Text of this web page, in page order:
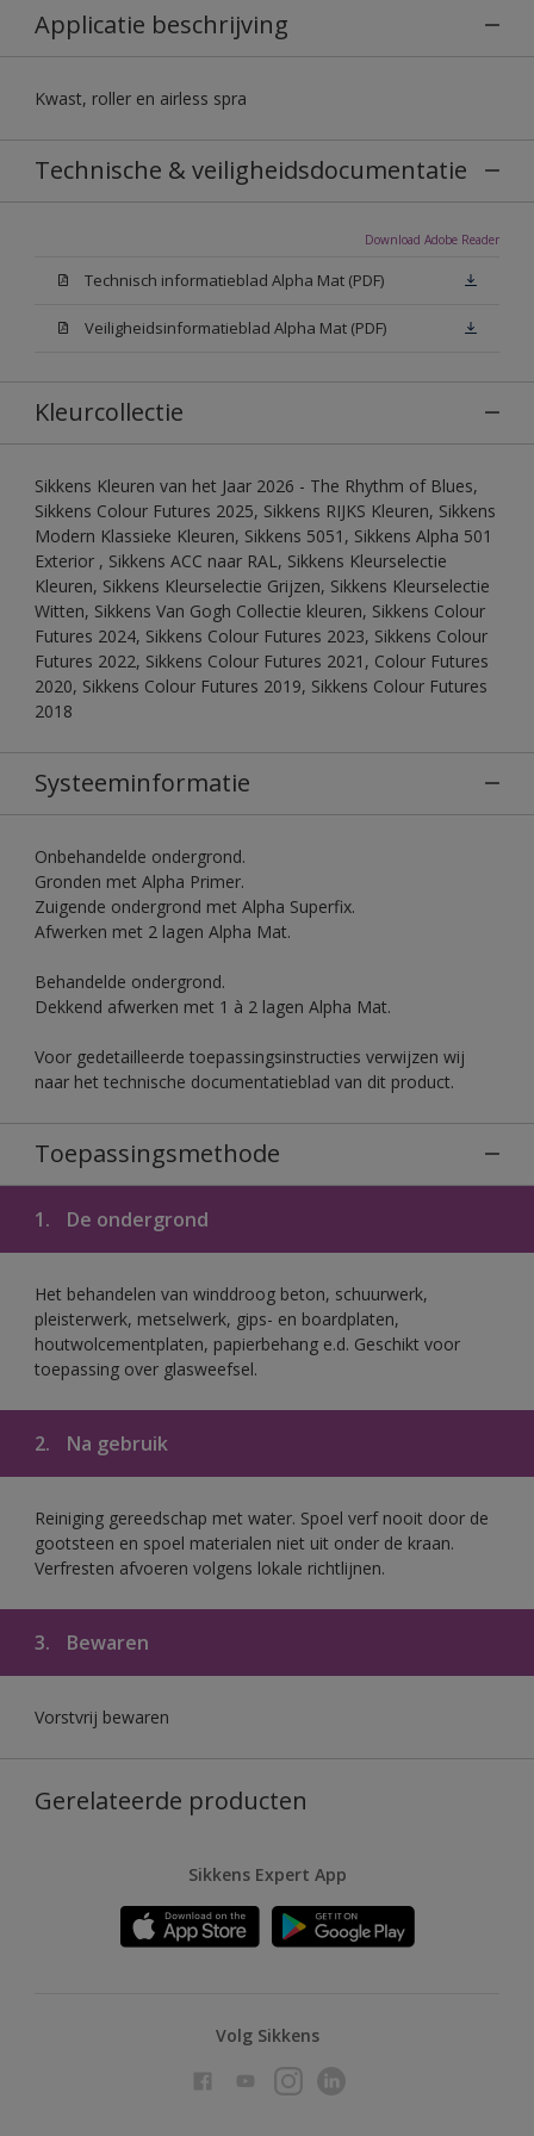
Applicatie beschrijving
Kwast, roller en airless spra
Technische & veiligheidsdocumentatie
Download Adobe Reader
Technisch informatieblad Alpha Mat (PDF)
Veiligheidsinformatieblad Alpha Mat (PDF)
Kleurcollectie
Sikkens Kleuren van het Jaar 2026 - The Rhythm of Blues,
Sikkens Colour Futures 2025, Sikkens RIJKS Kleuren, Sikkens
Modern Klassieke Kleuren, Sikkens 5051, Sikkens Alpha 501
Exterior , Sikkens ACC naar RAL, Sikkens Kleurselectie
Kleuren, Sikkens Kleurselectie Grijzen, Sikkens Kleurselectie
Witten, Sikkens Van Gogh Collectie kleuren, Sikkens Colour
Futures 2024, Sikkens Colour Futures 2023, Sikkens Colour
Futures 2022, Sikkens Colour Futures 2021, Colour Futures
2020, Sikkens Colour Futures 2019, Sikkens Colour Futures
2018
Systeeminformatie
Onbehandelde ondergrond.
Gronden met Alpha Primer.
Zuigende ondergrond met Alpha Superfix.
Afwerken met 2 lagen Alpha Mat.
Behandelde ondergrond.
Dekkend afwerken met 1 à 2 lagen Alpha Mat.
Voor gedetailleerde toepassingsinstructies verwijzen wij
naar het technische documentatieblad van dit product.
Toepassingsmethode
1. De ondergrond
Het behandelen van winddroog beton, schuurwerk,
pleisterwerk, metselwerk, gips- en boardplaten,
houtwolcementplaten, papierbehang e.d. Geschikt voor
toepassing over glasweefsel.
2. Na gebruik
Reiniging gereedschap met water. Spoel verf nooit door de
gootsteen en spoel materialen niet uit onder de kraan.
Verfresten afvoeren volgens lokale richtlijnen.
3. Bewaren
Vorstvrij bewaren
Gerelateerde producten
Sikkens Expert App
Volg Sikkens